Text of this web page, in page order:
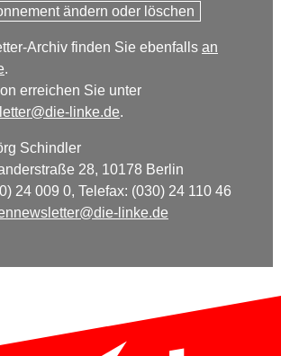
ändern oder löschen
Archiv finden Sie ebenfalls an
.
erreichen Sie unter
linke.de.
Schindler
28, 10178 Berlin
24 009 0, Telefax: (030) 24 110 46
linke.de